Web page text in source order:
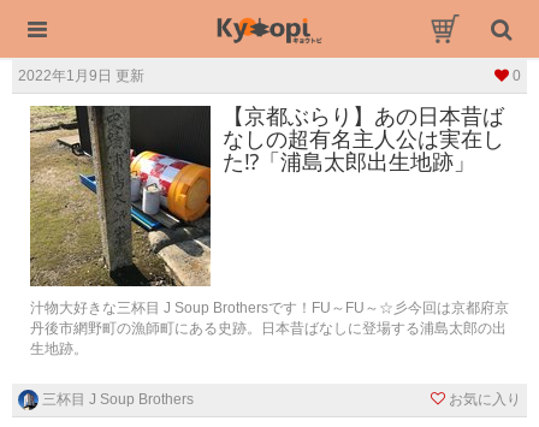
2022年1月9日 更新 0
【京都ぶらり】あの日本昔ば
なしの超有名主人公は実在し
た⁉「浦島太郎出生地跡」
汁物大好きな三杯目 J Soup Brothersです！FU～FU～☆彡今回は京都府京
丹後市網野町の漁師町にある史跡。日本昔ばなしに登場する浦島太郎の出
生地跡。
三杯目 J Soup Brothers お気に入り